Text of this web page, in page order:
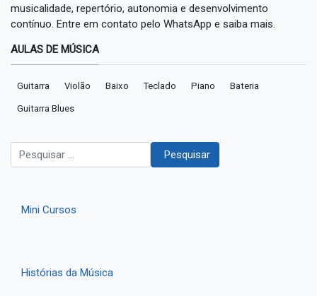
musicalidade, repertório, autonomia e desenvolvimento
contínuo. Entre em contato pelo WhatsApp e saiba mais.
AULAS DE MÚSICA
Guitarra Violão Baixo Teclado Piano Bateria
Guitarra Blues
Pesquisar Pesquisar
Mini Cursos
Histórias da Música